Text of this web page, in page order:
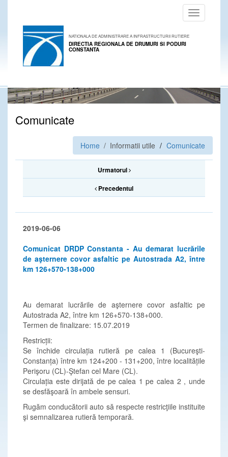
Toggle
navigation
NATIONALA DE ADMINISTRARE A INFRASTRUCTURII RUTIERE
DIRECTIA REGIONALA DE DRUMURI SI PODURI
CONSTANTA
Comunicate
Home / Informatii utile Comunicate
Urmatorul
Precedentul
2019-06-06
Comunicat DRDP Constanta - Au demarat lucrările
de aşternere covor asfaltic pe Autostrada A2, între
km 126+570-138+000
Au demarat lucrările de aşternere covor asfaltic pe
Autostrada A2, între km 126+570-138+000.
Termen de finalizare: 15.07.2019
Restricții:
Se închide circulația rutieră pe calea 1 (Bucureşti-
Constanța) între km 124+200 - 131+200, între localitățile
Perişoru (CL)-Ştefan cel Mare (CL).
Circulația este dirijată de pe calea 1 pe calea 2 , unde
se desfăşoară în ambele sensuri.
Rugăm conducătorii auto să respecte restricţiile instituite
şi semnalizarea rutieră temporară.